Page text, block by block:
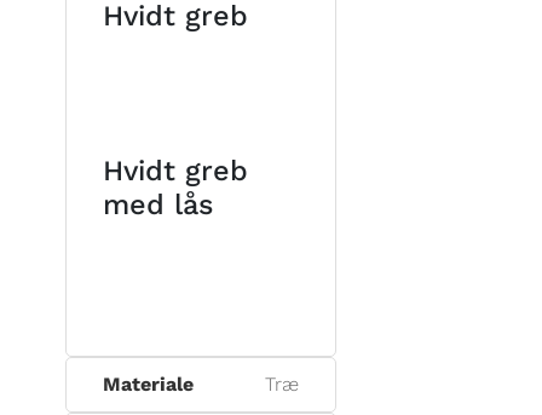
Hvidt greb
Hvidt greb
med lås
Materiale Træ